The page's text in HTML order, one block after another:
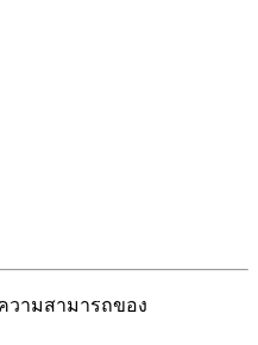
วามสามารถของ